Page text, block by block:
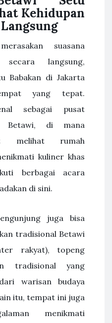
Kehidupan
suasana
secara langsung,
Babakan di Jakarta
yang tepat.
sebagai pusat
Betawi, di mana
melihat rumah
kuliner khas
berbagai acara
di sini.
juga bisa
tradisional Betawi
rakyat), topeng
tradisional yang
warisan budaya
itu, tempat ini juga
menikmati